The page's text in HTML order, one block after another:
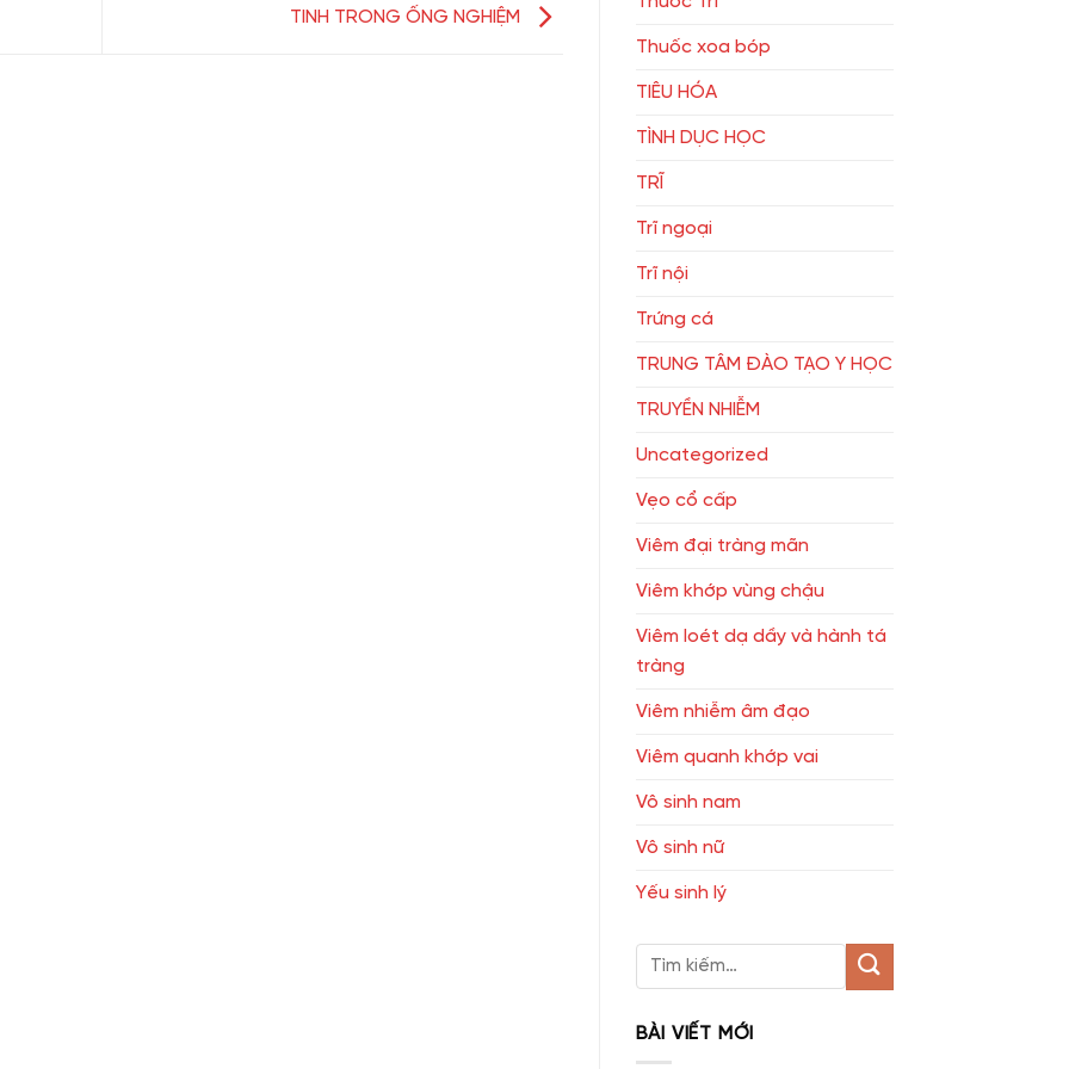
TINH TRONG ỐNG NGHIỆM
Thuốc xoa bóp
TIÊU HÓA
TÌNH DỤC HỌC
TRĨ
Trĩ ngoại
Trĩ nội
Trứng cá
TRUNG TÂM ĐÀO TẠO Y HỌC
TRUYỀN NHIỄM
Uncategorized
Vẹo cổ cấp
Viêm đại tràng mãn
Viêm khớp vùng chậu
Viêm loét dạ dầy và hành tá
tràng
Viêm nhiễm âm đạo
Viêm quanh khớp vai
Vô sinh nam
Vô sinh nữ
Yếu sinh lý
BÀI VIẾT MỚI